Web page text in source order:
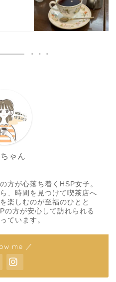
ゃん
方が心落ち着くHSP女子。
、時間を見つけて喫茶店へ
楽しむのが至福のひとと
の方が安心して訪れられる
ています。
me ／